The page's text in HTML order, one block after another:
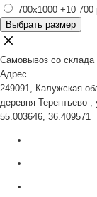
700x1000 +10 700
Выбрать размер
Самовывоз со склада
Адрес
249091, Калужская
деревня Терентьево
55.003646, 36.409571